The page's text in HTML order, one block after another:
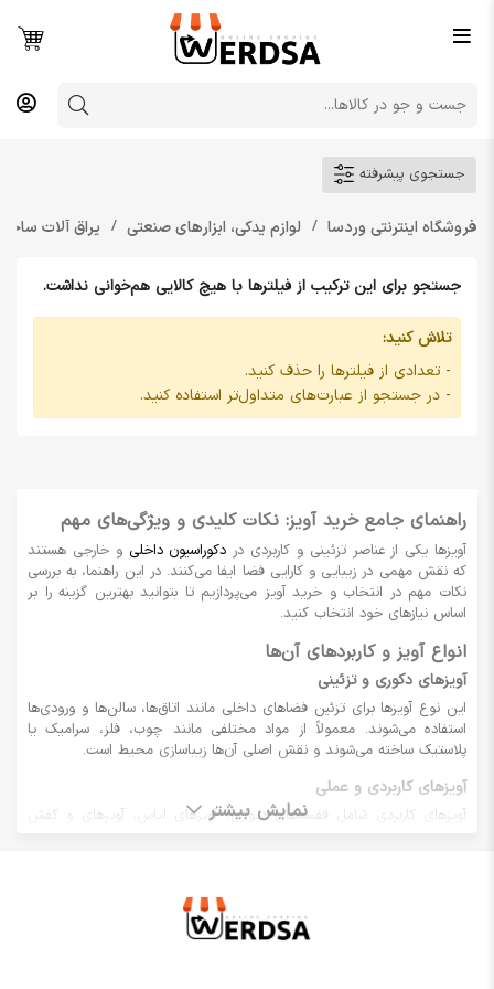
جستجوی پیشرفته
فروشگاه اینترنتی وردسا لوازم یدکی، ابزارهای صنعتی یراق آلات
جستجو برای این ترکیب از فیلترها با هیچ کالایی هم‌خوانی نداشت.
تلاش کنید:
- تعدادی از فیلترها را حذف کنید.
- در جستجو از عبارت‌های متداول‌تر استفاده کنید.
راهنمای جامع خرید آویز: نکات کلیدی و ویژگی‌های مهم
آویزها یکی از عناصر تزئینی و کاربردی در دکوراسیون داخلی و خارجی هستند
که نقش مهمی در زیبایی و کارایی فضا ایفا می‌کنند. در این راهنما، به بررسی
نکات مهم در انتخاب و خرید آویز می‌پردازیم تا بتوانید بهترین گزینه را بر
اساس نیازهای خود انتخاب کنید.
انواع آویز و کاربردهای آن‌ها
آویزهای دکوری و تزئینی
این نوع آویزها برای تزئین فضاهای داخلی مانند اتاق‌ها، سالن‌ها و ورودی‌ها
استفاده می‌شوند. معمولاً از مواد مختلفی مانند چوب، فلز، سرامیک یا
پلاستیک ساخته می‌شوند و نقش اصلی آن‌ها زیباسازی محیط است.
آویزهای کاربردی و عملی
آویزهای کاربردی شامل قفسه‌های دیواری، آویزهای لباس، آویزهای و کفش
ویژگی‌های مهم در انتخاب آویز مناسب
نمایش بیشتر